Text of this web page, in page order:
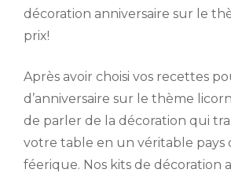
décoration anniversaire sur le
prix!
Après avoir choisi vos recettes
d’anniversaire sur le thème
de parler de la décoration qui
votre table en un véritable pays
féerique. Nos kits de décoration